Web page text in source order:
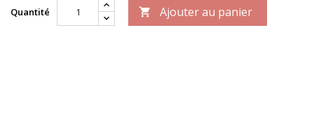
Quantité  Ajouter au panier